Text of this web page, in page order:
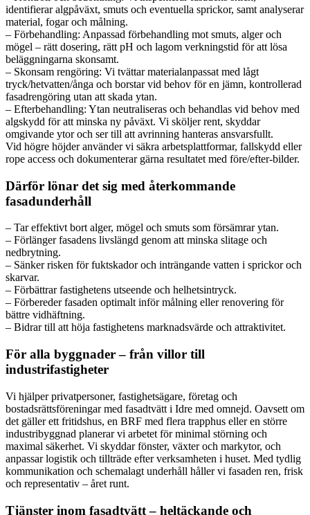
identifierar algpåväxt, smuts och eventuella sprickor, samt analyserar
material, fogar och målning.
– Förbehandling: Anpassad förbehandling mot smuts, alger och
mögel – rätt dosering, rätt pH och lagom verkningstid för att lösa
beläggningarna skonsamt.
– Skonsam rengöring: Vi tvättar materialanpassat med lågt
tryck/hetvatten/ånga och borstar vid behov för en jämn, kontrollerad
fasadrengöring utan att skada ytan.
– Efterbehandling: Ytan neutraliseras och behandlas vid behov med
algskydd för att minska ny påväxt. Vi sköljer rent, skyddar
omgivande ytor och ser till att avrinning hanteras ansvarsfullt.
Vid högre höjder använder vi säkra arbetsplattformar, fallskydd eller
rope access och dokumenterar gärna resultatet med före/efter-bilder.
Därför lönar det sig med återkommande
fasadunderhåll
– Tar effektivt bort alger, mögel och smuts som försämrar ytan.
– Förlänger fasadens livslängd genom att minska slitage och
nedbrytning.
– Sänker risken för fuktskador och inträngande vatten i sprickor och
skarvar.
– Förbättrar fastighetens utseende och helhetsintryck.
– Förbereder fasaden optimalt inför målning eller renovering för
bättre vidhäftning.
– Bidrar till att höja fastighetens marknadsvärde och attraktivitet.
För alla byggnader – från villor till
industrifastigheter
Vi hjälper privatpersoner, fastighetsägare, företag och
bostadsrättsföreningar med fasadtvätt i Idre med omnejd. Oavsett om
det gäller ett fritidshus, en BRF med flera trapphus eller en större
industribyggnad planerar vi arbetet för minimal störning och
maximal säkerhet. Vi skyddar fönster, växter och markytor, och
anpassar logistik och tillträde efter verksamheten i huset. Med tydlig
kommunikation och schemalagt underhåll håller vi fasaden ren, frisk
och representativ – året runt.
Tjänster inom fasadtvätt – heltäckande och